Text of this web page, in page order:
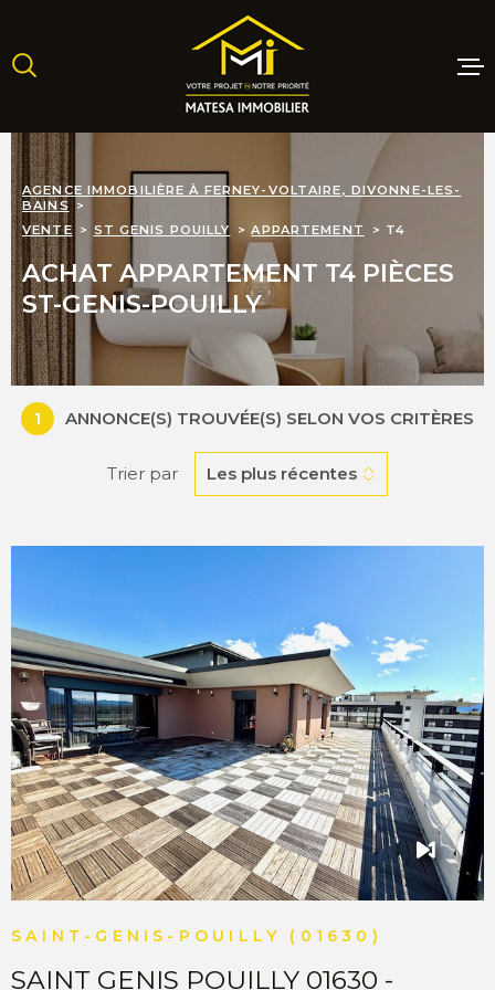
la
recherche
menu
principal
contenu
MAISONS
NEUFS
AGENCE IMMOBILIÈRE À FERNEY-VOLTAIRE, DIVONNE-LES-
BAINS
VENTE
ST GENIS POUILLY APPARTEMENT T4
ACHAT APPARTEMENT T4 PIÈCES
ST-GENIS-POUILLY
1 ANNONCE(S) TROUVÉE(S) SELON VOS CRITÈRES
Trier par Les plus récentes
SAINT-GENIS-POUILLY (01630)
SAINT GENIS POUILLY 01630 -
VOIR LE BIEN